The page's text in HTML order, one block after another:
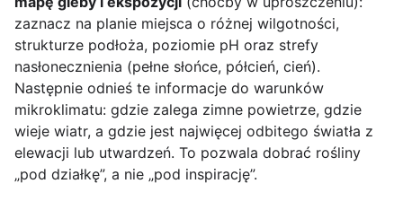
zaznacz na planie miejsca o różnej wilgotności,
strukturze podłoża, poziomie pH oraz strefy
nasłonecznienia (pełne słońce, półcień, cień).
Następnie odnieś te informacje do warunków
mikroklimatu: gdzie zalega zimne powietrze, gdzie
wieje wiatr, a gdzie jest najwięcej odbitego światła z
elewacji lub utwardzeń. To pozwala dobrać rośliny
„pod działkę”, a nie „pod inspirację”.